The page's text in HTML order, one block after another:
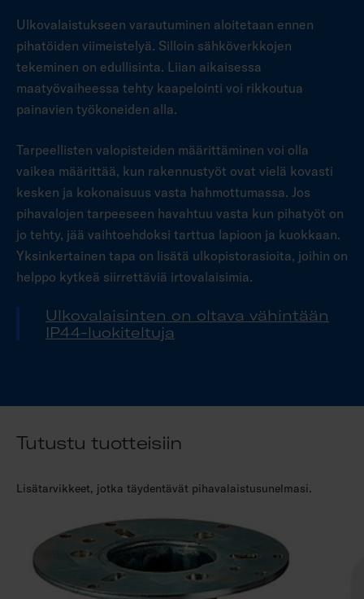
Ulkovalaistukseen varautuminen aloitetaan ennen
pihatöiden viimeistelyä. Silloin sähköverkkojen
tekeminen on edullisinta. Liian aikaisessa
maatyövaiheessa tehty kaapelointi voi rikkoutua
painavien työkoneiden alla.
Tarpeellisten valopisteiden määrittäminen voi olla
vaikea määrittää, kun rakennustyöt ovat vielä kovasti
kesken ja kokonaisuus vasta hahmottumassa. Jos
pihavalojen tarpeeseen havahtuu vasta kun pihatyöt on
jo tehty, jää vaihtoehdoksi tarttua lapioon ja kuokkaan.
Yksinkertainen tapa on lisätä ulkopistorasioita, joihin on
helppo kytkeä siirrettäviä irtovalaisimia.
Ulkovalaisinten on oltava vähintään
IP44-luokiteltuja
Tutustu tuotteisiin
Lisätarvikkeet, jotka täydentävät pihavalaistusunelmasi.